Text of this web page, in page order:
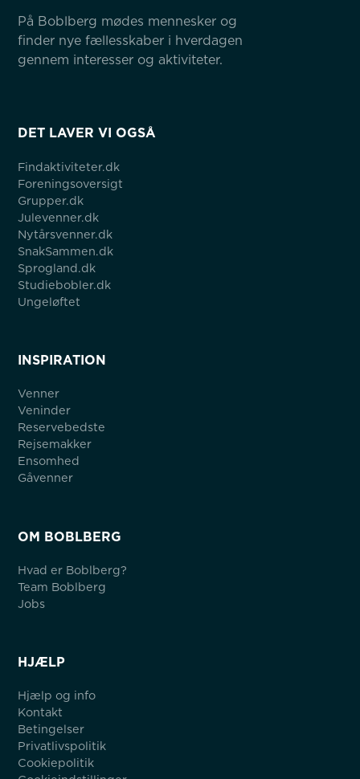
På Boblberg mødes mennesker og
finder nye fællesskaber i hverdagen
gennem interesser og aktiviteter.
DET LAVER VI OGSÅ
Findaktiviteter.dk
Foreningsoversigt
Grupper.dk
Julevenner.dk
Nytårsvenner.dk
SnakSammen.dk
Sprogland.dk
Studiebobler.dk
Ungeløftet
INSPIRATION
Venner
Veninder
Reservebedste
Rejsemakker
Ensomhed
Gåvenner
OM BOBLBERG
Hvad er Boblberg?
Team Boblberg
Jobs
HJÆLP
Hjælp og info
Kontakt
Betingelser
Privatlivspolitik
Cookiepolitik